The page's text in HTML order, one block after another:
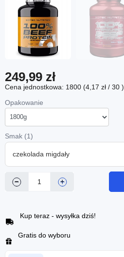
249,99 zł
Cena jednostkowa: 1800 (4,17 zł / 30 )
Opakowanie
Smak (1)
czekolada migdały
− +
Kup teraz - wysyłka dziś!
Gratis do wyboru